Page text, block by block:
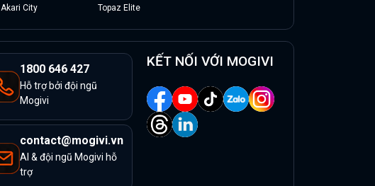
Akari City
Topaz Elite
1800 646 427
Hỗ trợ bởi đội ngũ
Mogivi
contact@mogivi.vn
AI & đội ngũ Mogivi hỗ
trợ
KẾT NỐI VỚI MOGIVI